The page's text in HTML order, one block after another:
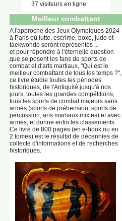
37 visiteurs en ligne
Meilleur combattant
A l'approche des Jeux Olympiques 2024
à Paris où lutte, escrime, boxe, judo et
taekwondo seront représentés ...
et pour répondre à l'éternelle question
que se posent les fans de sports de
combat et d'arts martiaux, "Qui est le
meilleur combattant de tous les temps ?",
ce livre étudie toutes les périodes
historiques, de l'Antiquité jusqu'à nos
jours, toutes les grandes compétitions,
tous les sports de combat majeurs sans
armes (sports de préhension, sports de
percussion, arts martiaux mixtes) et avec
armes, et donne enfin les classements.
Ce livre de 800 pages (en e-book ou en
2 tomes) est le résultat de décennies de
collecte d'informations et de recherches
historiques.